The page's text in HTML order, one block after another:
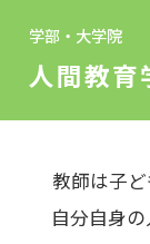
学部・大学院
人間教育
教師は子
自分自身